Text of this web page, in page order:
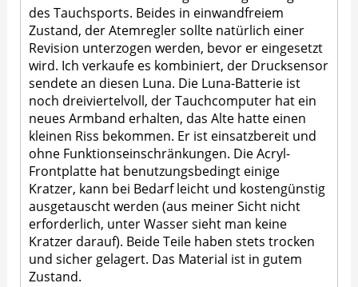
des Tauchsports. Beides in einwandfreiem
Zustand, der Atemregler sollte natürlich einer
Revision unterzogen werden, bevor er eingesetzt
wird. Ich verkaufe es kombiniert, der Drucksensor
sendete an diesen Luna. Die Luna-Batterie ist
noch dreiviertelvoll, der Tauchcomputer hat ein
neues Armband erhalten, das Alte hatte einen
kleinen Riss bekommen. Er ist einsatzbereit und
ohne Funktionseinschränkungen. Die Acryl-
Frontplatte hat benutzungsbedingt einige
Kratzer, kann bei Bedarf leicht und kostengünstig
ausgetauscht werden (aus meiner Sicht nicht
erforderlich, unter Wasser sieht man keine
Kratzer darauf). Beide Teile haben stets trocken
und sicher gelagert. Das Material ist in gutem
Zustand.